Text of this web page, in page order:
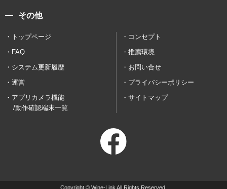
その他
トップページ
コンセプト
FAQ
推薦環境
システム更新履歴
お問い合せ
運営
プライバシーポリシー
アプリカメラ機能
/動作確認端末一覧
サイトマップ
Copyright © Wine-Link All Rights Reserved.